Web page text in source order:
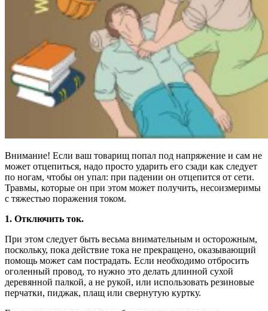
Внимание! Если ваш товарищ попал под напряжение и сам не
может отцепиться, надо просто ударить его сзади как следует
по ногам, чтобы он упал: при падении он отцепится от сети.
Травмы, которые он при этом может получить, несоизмеримы
с тяжестью поражения током.
1. Отключить ток.
При этом следует быть весьма внимательным и осторожным,
поскольку, пока действие тока не прекращено, оказывающий
помощь может сам пострадать. Если необходимо отбросить
оголенный провод, то нужно это делать длинной сухой
деревянной палкой, а не рукой, или использовать резиновые
перчатки, пиджак, плащ или свернутую куртку.